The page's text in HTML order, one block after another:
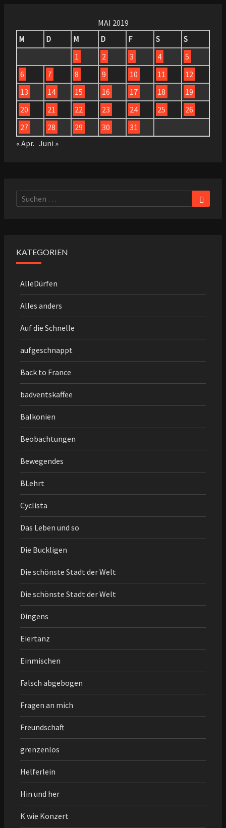
MAI 2019
M
D M D F S
S
1
2 3 4
5
6
7 8 9 10 11
12
13
14 15 16 17 18
19
20
21 22 23 24 25
26
27
28 29 30
31
« Apr. Juni »
Suchen
nach:
KATEGORIEN
AlleDürfen
Alles anders
Auf die Schnelle
aufgeschnappt
Back to France
badventskaffee
Balkonien
Beobachtungen
Bewegendes
BLehrt
Cyclista
Das Leben und so
Die Buckligen
Die schönste Stadt der Welt
Die schönste Stadt der Welt
Dingens
Eiertanz
Einmischen
Falsch abgebogen
Fragen an mich
Freundschaft
grenzenlos
Helferlein
Hin und her
K wie Konzert